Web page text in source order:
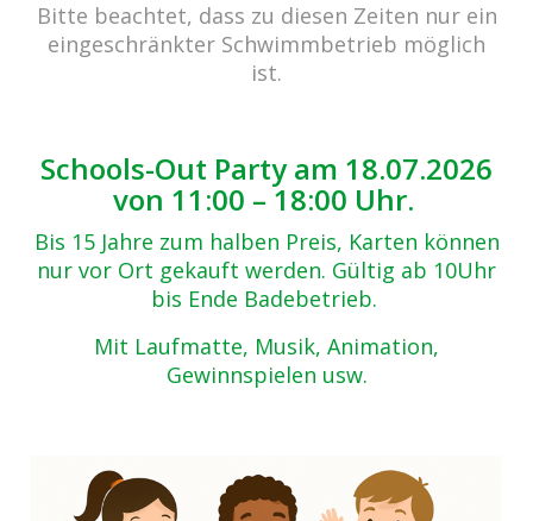
48308 Senden
Bitte beachtet, dass zu diesen Zeiten nur ein
eingeschränkter Schwimmbetrieb möglich
ist.
Schools-Out Party am 18.07.2026
von 11:00 – 18:00 Uhr.
Bis 15 Jahre zum halben Preis, Karten können
nur vor Ort gekauft werden. Gültig ab 10Uhr
bis Ende Badebetrieb.
Mit Laufmatte, Musik, Animation,
Gewinnspielen usw.